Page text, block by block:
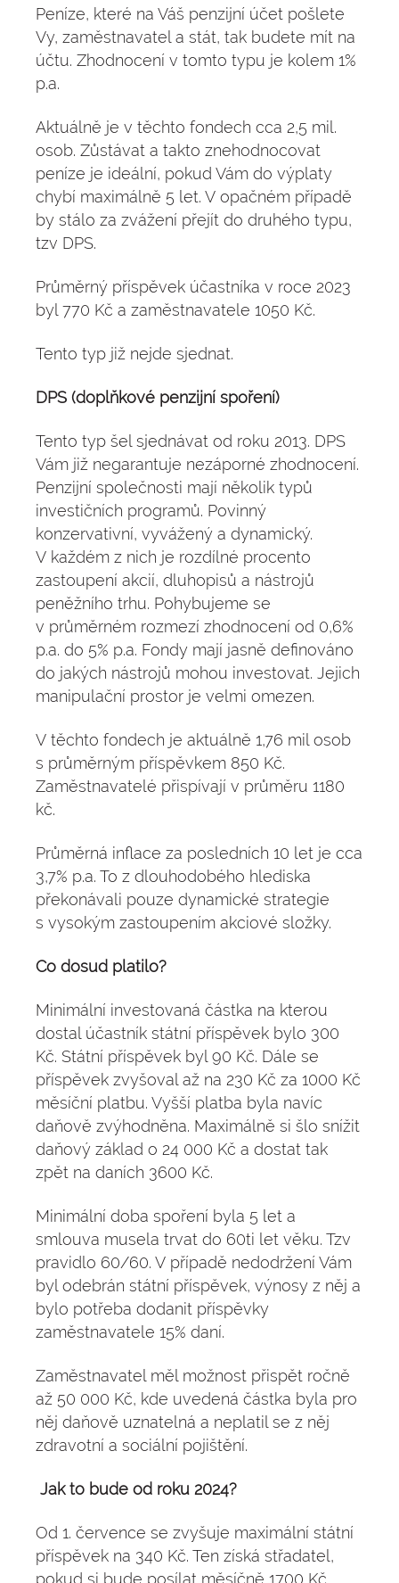
Peníze, které na Váš penzijní účet pošlete
Vy, zaměstnavatel a stát, tak budete mít na
účtu. Zhodnocení v tomto typu je kolem 1%
p.a.
Aktuálně je v těchto fondech cca 2,5 mil.
osob. Zůstávat a takto znehodnocovat
peníze je ideální, pokud Vám do výplaty
chybí maximálně 5 let. V opačném případě
by stálo za zvážení přejít do druhého typu,
tzv DPS.
Průměrný příspěvek účastníka v roce 2023
byl 770 Kč a zaměstnavatele 1050 Kč.
Tento typ již nejde sjednat.
DPS (doplňkové penzijní spoření)
Tento typ šel sjednávat od roku 2013. DPS
Vám již negarantuje nezáporné zhodnocení.
Penzijní společnosti mají několik typů
investičních programů. Povinný
konzervativní, vyvážený a dynamický.
V každém z nich je rozdílné procento
zastoupení akcií, dluhopisů a nástrojů
peněžního trhu. Pohybujeme se
v průměrném rozmezí zhodnocení od 0,6%
p.a. do 5% p.a. Fondy mají jasně definováno
do jakých nástrojů mohou investovat. Jejich
manipulační prostor je velmi omezen.
V těchto fondech je aktuálně 1,76 mil osob
s průměrným příspěvkem 850 Kč.
Zaměstnavatelé přispívají v průměru 1180
kč.
Průměrná inflace za posledních 10 let je cca
3,7% p.a. To z dlouhodobého hlediska
překonávali pouze dynamické strategie
s vysokým zastoupením akciové složky.
Co dosud platilo?
Minimální investovaná částka na kterou
dostal účastník státní příspěvek bylo 300
Kč. Státní příspěvek byl 90 Kč. Dále se
příspěvek zvyšoval až na 230 Kč za 1000 Kč
měsíční platbu. Vyšší platba byla navíc
daňově zvýhodněna. Maximálně si šlo snížit
daňový základ o 24 000 Kč a dostat tak
zpět na daních 3600 Kč.
Minimální doba spoření byla 5 let a
smlouva musela trvat do 60ti let věku. Tzv
pravidlo 60/60. V případě nedodržení Vám
byl odebrán státní příspěvek, výnosy z něj a
bylo potřeba dodanit příspěvky
zaměstnavatele 15% daní.
Zaměstnavatel měl možnost přispět ročně
až 50 000 Kč, kde uvedená částka byla pro
něj daňově uznatelná a neplatil se z něj
zdravotní a sociální pojištění.
Jak to bude od roku 2024?
Od 1. července se zvyšuje maximální státní
příspěvek na 340 Kč. Ten získá střadatel,
pokud si bude posílat měsíčně 1700 Kč.